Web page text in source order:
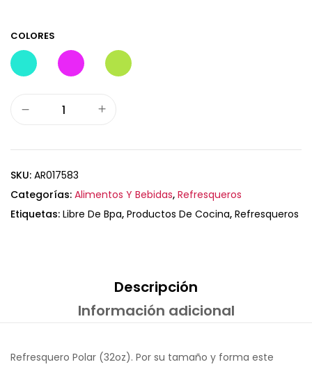
COLORES
SKU: AR017583
Categorías: Alimentos Y Bebidas, Refresqueros
Etiquetas: Libre De Bpa, Productos De Cocina, Refresqueros
Descripción
Información adicional
Refresquero Polar (32oz). Por su tamaño y forma este